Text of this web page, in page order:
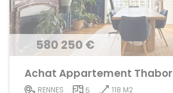
580 250 €
Achat Appartement Thabor
RENNES 5
118 M2